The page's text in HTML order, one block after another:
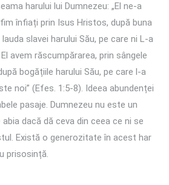
harului lui Dumnezeu: „El ne-a
înfiați prin Isus Hristos, după buna
slavei harului Său, pe care ni L-a
avem răscumpărarea, prin sângele
bogățiile harului Său, pe care l-a
noi” (Efes. 1:5-8). Ideea abundenței
pasaje. Dumnezeu nu este un
dacă dă ceva din ceea ce ni se
Există o generozitate în acest har
prisosință.